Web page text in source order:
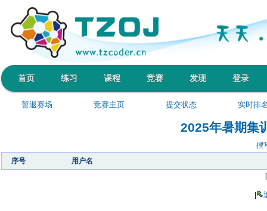
首页 练习 课程 竞赛 发现 登录
暂退赛场 竞赛主页 提交状态 实时排
2025年暑期集
撰
序号
用户名